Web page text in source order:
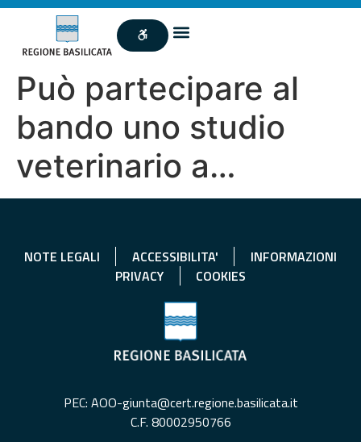
Può partecipare al
bando uno studio
veterinario a…
NOTE LEGALI ACCESSIBILITA'
INFORMAZIONI
PRIVACY
COOKIES
PEC: AOO-giunta@cert.regione.basilicata.it
C.F. 80002950766